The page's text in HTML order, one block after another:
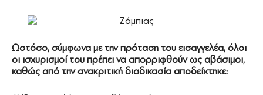
Ωστόσο, σύμφωνα με την πρόταση του εισαγγελέα, όλοι
οι ισχυρισμοί του πρέπει να απορριφθούν ως αβάσιμοι,
καθώς από την ανακριτική διαδικασία αποδείχτηκε: